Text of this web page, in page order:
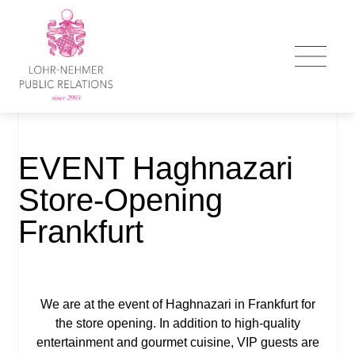
EVENT Haghnazari
Store-Opening
Frankfurt
We are at the event of Haghnazari in Frankfurt for
the store opening. In addition to high-quality
entertainment and gourmet cuisine, VIP guests are